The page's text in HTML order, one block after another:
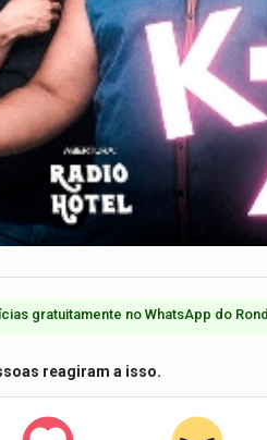
gratuitamente no WhatsApp do
reagiram a isso.